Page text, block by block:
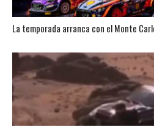
La temporada arranca con el Monte